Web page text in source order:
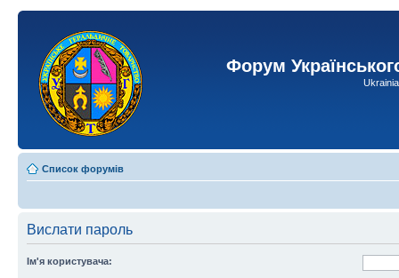
Форум
Список форумів
Вислати пароль
Ім'я користувача: